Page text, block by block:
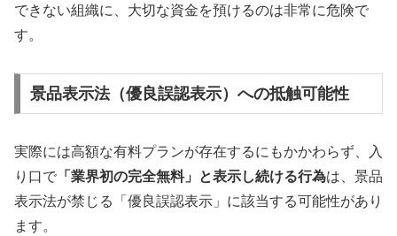
できない組織に、大切な資金を預けるのは非常に危険で
す。
景品表示法（優良誤認表示）への抵触可能性
実際には高額な有料プランが存在するにもかかわらず、入
り口で 「業界初の完全無料」と表示し続ける行為は、景品
表示法が禁じる「優良誤認表示」に該当する可能性があり
ます。